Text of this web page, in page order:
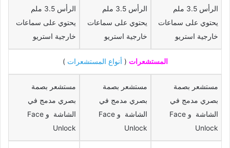
الرأس 3.5 ملم
يحتوي على سماعات
خارجية استريو
الرأس 3.5 ملم
يحتوي على سماعات
خارجية استريو
الرأس 3.5 ملم
يحتوي على سماعات
خارجية استريو
المستشعرات ( أنواع المستشعرات )
مستشعر بصمة
بصري مدمج في
الشاشة و Face
Unlock
مستشعر بصمة
بصري مدمج في
الشاشة و Face
Unlock
مستشعر بصمة
بصري مدمج في
الشاشة و Face
Unlock